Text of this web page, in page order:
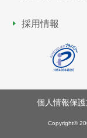
採用情報
Copyright©
個人情報保